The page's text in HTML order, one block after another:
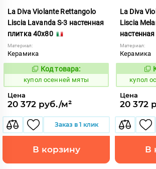
La Diva Violante Rettangolo
Liscia Lavanda S-3 настенная
плитка 40x80
Материал:
Керамика
852181
Код товара:
купол осенней мяты
Цена
20 372 руб./м²
Заказ в 1 клик
В корзину
La Diva
Liscia
Материал:
Керамика
купол
Цена
20 372
В